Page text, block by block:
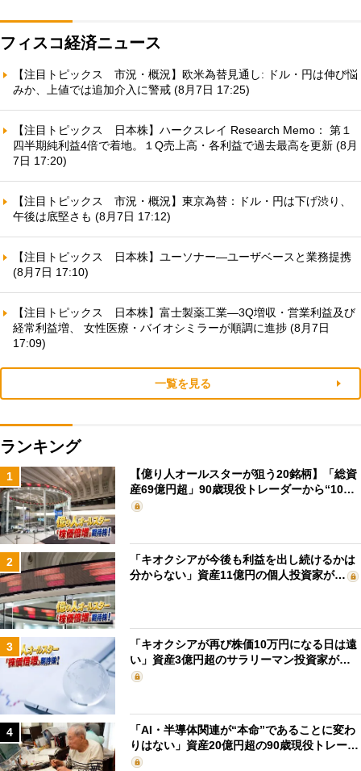
フィスコ経済ニュース
【注目トピックス 市況・概況】欧米為替見通し: ドル・円は伸び悩
みか、上値では追加介入に警戒 (8月7日 17:25)
【注目トピックス 日本株】ハークスレイ Research Memo： 第１
四半期純利益4倍で着地。１Q売上高・各利益で過去最高を更新 (8月
7日 17:20)
【注目トピックス 市況・概況】東京為替：ドル・円は下げ渋り、
午後は底堅さも (8月7日 17:12)
【注目トピックス 日本株】ユーソナー—ユーザベースと業務提携
(8月7日 17:10)
【注目トピックス 日本株】富士製薬工業—3Q増収・営業利益及び
経常利益増、 女性医療・バイオシミラーが順調に進捗 (8月7日
17:09)
一覧を見る
ランキング
1
【億り人オールスターが狙う20銘柄】「総資
産69億円超」90歳現役トレーダーから“10…
2
「キオクシアが今後も利益を出し続けるかは
分からない」資産11億円の個人投資家が…
3
「キオクシアが再び株価10万円になる日は遠
い」資産3億円超のサラリーマン投資家が…
4
「AI・半導体関連が“本命”であることに変わ
りはない」資産20億円超の90歳現役トレー…